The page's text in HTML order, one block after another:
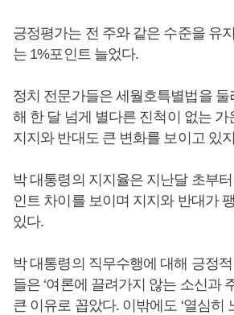
긍정평가는 전 주와 같은 수준을 유
는 1%포인트 늘었다.
정치 전문가들은 세월호특별법을 둘
해 한 달 넘게 별다른 진척이 없는 가
지지와 반대도 큰 변화를 보이고 있
박 대통령의 지지율은 지난달 초부
인트 차이를 보이며 지지와 반대가
있다.
박 대통령의 직무수행에 대해 긍정
들은 ‘여론에 끌려가지 않는 소신과
큰 이유로 꼽았다. 이밖에도 ‘열심히